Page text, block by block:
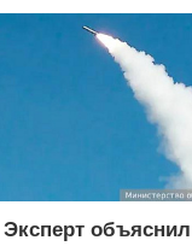
Эксперт объяснил